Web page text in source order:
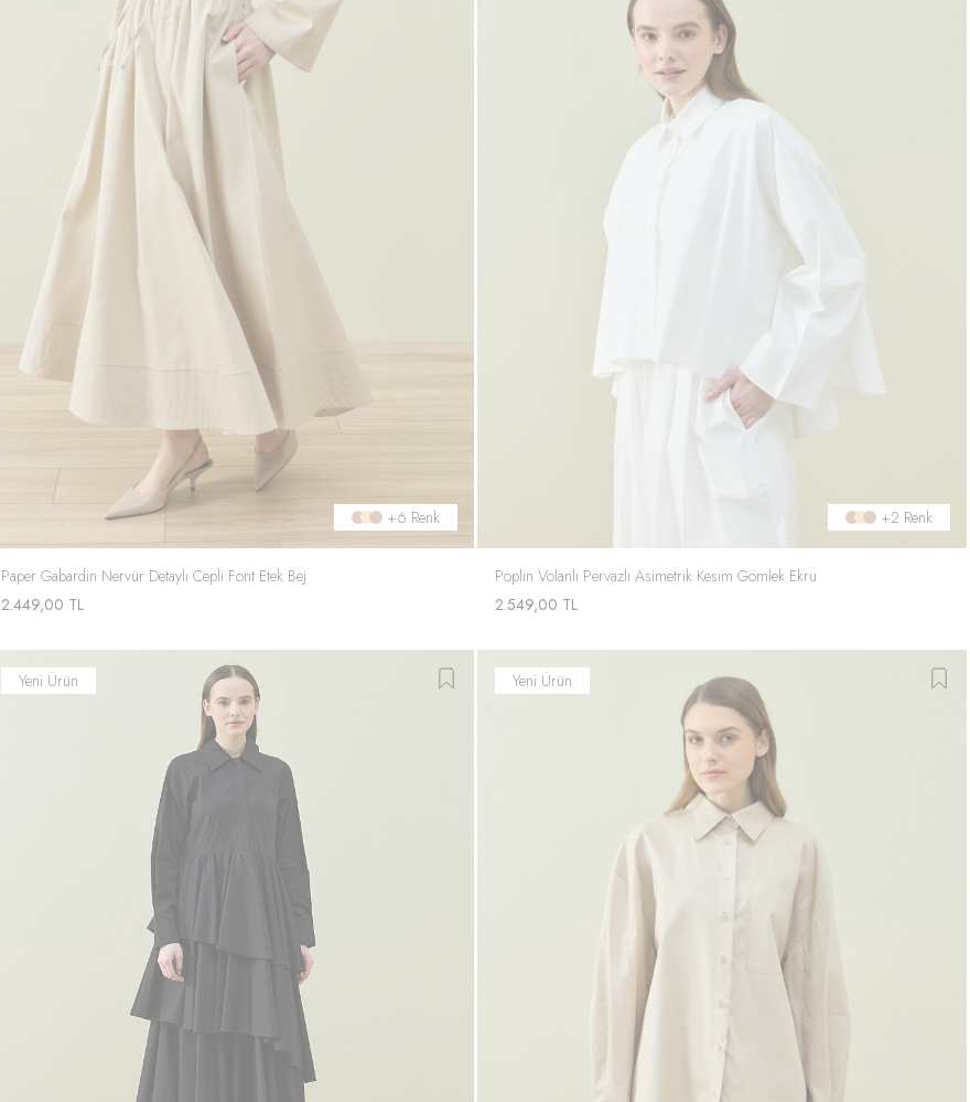
+6 Renk
Paper Gabardin Nervür Detaylı Cepli Font Etek Bej
2.449,00 TL
+2 Renk
Poplin Volanlı Pervazlı Asimetrik Kesim Gömlek Ekru
2.549,00 TL
Yeni Ürün Yeni Ürün